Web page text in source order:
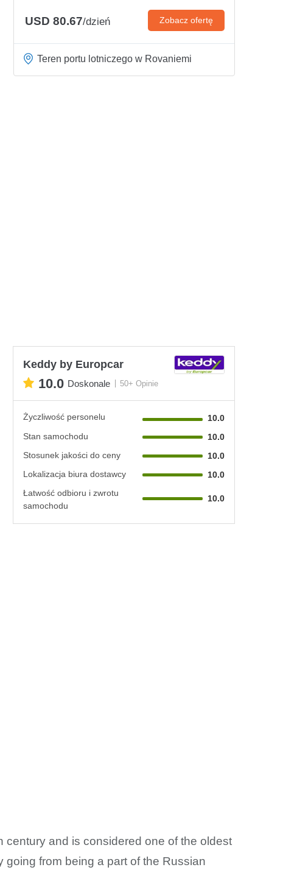
USD 80.67/dzień Zobacz ofertę
Teren portu lotniczego w Rovaniemi
Keddy by Europcar
10.0 Doskonale 50+ Opinie
Życzliwość personelu
10.0
Stan samochodu
10.0
Stosunek jakości do ceny
10.0
Lokalizacja biura dostawcy
10.0
Łatwość odbioru i zwrotu
samochodu
10.0
and is considered one of the oldest
from being a part of the Russian